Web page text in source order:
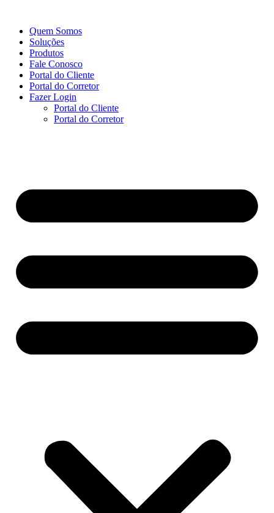
conteúdo
Quem Somos
Soluções
Produtos
Fale Conosco
Portal do Cliente
Portal do Corretor
Fazer Login
Portal do Cliente
Portal do Corretor